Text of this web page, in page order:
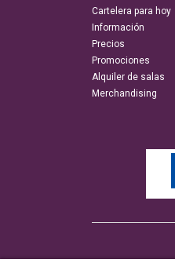
Cartelera para hoy
Información
Precios
Promociones
Alquiler de salas
Merchandising